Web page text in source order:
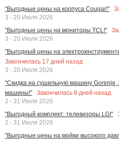
"Выгодные цены на корпуса Cougar!"
3 - 20 Июля 2026
"Выгодные цены на мониторы TCL!"
3 - 20 Июля 2026
"Выгодный цены на
Закончилась 17 дней назад
3 - 20 Июля 2026
"Скидка на сушильную машину Gorenje,
машины!"
Закончилась 6 дней назад
2 - 31 Июля 2026
"Выгодный комплект: телевизоры LG!"
2 - 31 Июля 2026
"Выгодные цены на мойки высокого